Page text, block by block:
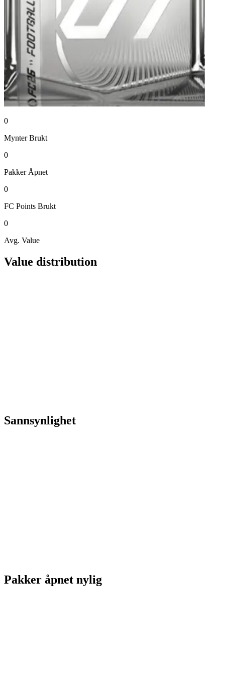
0
Mynter Brukt
0
Pakker Åpnet
0
FC Points Brukt
0
Avg. Value
Value distribution
Sannsynlighet
Pakker åpnet nylig